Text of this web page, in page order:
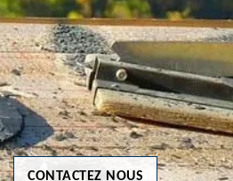
CONTACTEZ NOUS